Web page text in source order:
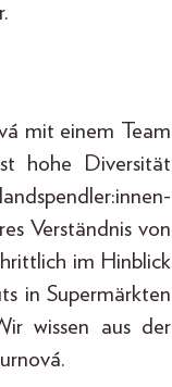
mit einem Team
hohe Diversität
Verständnis von
im Hinblick
in Supermärkten
wissen aus der